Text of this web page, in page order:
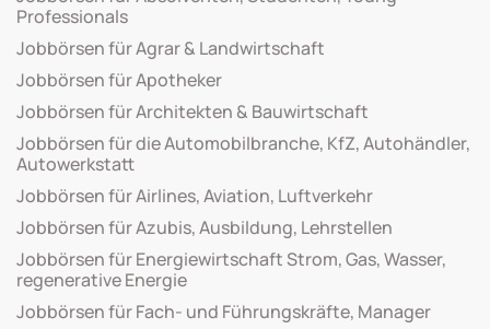
Professionals
Jobbörsen für Agrar & Landwirtschaft
Jobbörsen für Apotheker
Jobbörsen für Architekten & Bauwirtschaft
Jobbörsen für die Automobilbranche, KfZ, Autohändler,
Autowerkstatt
Jobbörsen für Airlines, Aviation, Luftverkehr
Jobbörsen für Azubis, Ausbildung, Lehrstellen
Jobbörsen für Energiewirtschaft Strom, Gas, Wasser,
regenerative Energie
Jobbörsen für Fach- und Führungskräfte, Manager